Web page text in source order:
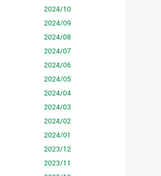
2024/10
2024/09
2024/08
2024/07
2024/06
2024/05
2024/04
2024/03
2024/02
2024/01
2023/12
2023/11